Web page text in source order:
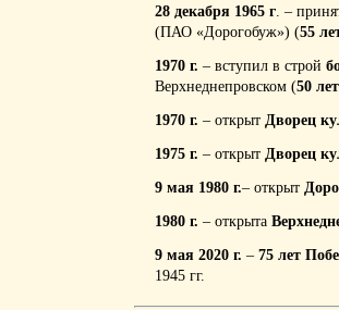
28 декабря 1965 г. –
(ПАО «Дорогобуж») (55
1970 г. – вступил в строй
Верхнеднепровском (50 лет
1970 г. – открыт Дворец
1975 г. – открыт Дворец
9 мая 1980 г.– открыт
1980 г. – открыта
9 мая 2020 г. – 75 лет
1945 гг.